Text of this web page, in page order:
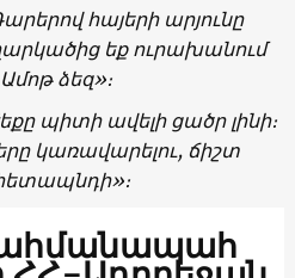
հայերի արյունը
եք ուրախանում
ձեզ»։
պիտի ավելի ցածր լինի։
կառավարելու, ճիշտ
հետապնդի»։